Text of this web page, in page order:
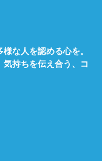
な人を認める心を。
持ちを伝え合う、コ